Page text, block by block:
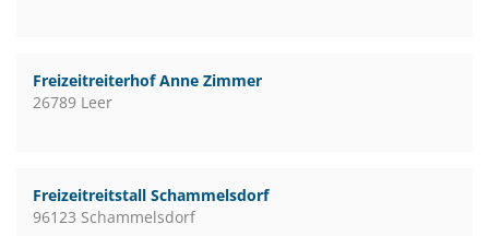
Freizeitreiterhof Anne Zimmer
26789 Leer
Freizeitreitstall Schammelsdorf
96123 Schammelsdorf